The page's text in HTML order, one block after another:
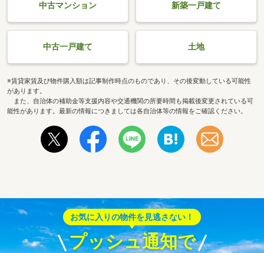
中古マンション 新築一戸建て
中古一戸建て 土地
※賃貸家賃及び物件購入額は記事制作時点のものであり、その後変動している可能性
があります。
また、自治体の補助金等支援内容や交通機関の所要時間も掲載後変更されている可
能性があります。最新の情報につきましては各自治体等の情報をご確認ください。
お気に入りの物件を見逃さない！
プッシュ通知で